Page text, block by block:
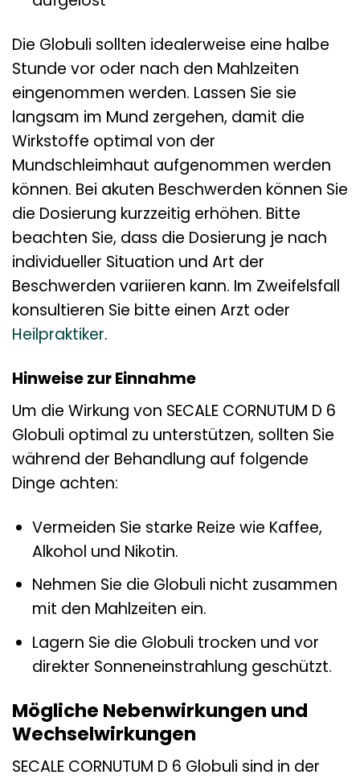
Die Globuli sollten idealerweise eine halbe
Stunde vor oder nach den Mahlzeiten
eingenommen werden. Lassen Sie sie
langsam im Mund zergehen, damit die
Wirkstoffe optimal von der
Mundschleimhaut aufgenommen werden
können. Bei akuten Beschwerden können Sie
die Dosierung kurzzeitig erhöhen. Bitte
beachten Sie, dass die Dosierung je nach
individueller Situation und Art der
Beschwerden variieren kann. Im Zweifelsfall
konsultieren Sie bitte einen Arzt oder
Heilpraktiker.
Hinweise zur Einnahme
Um die Wirkung von SECALE CORNUTUM D 6
Globuli optimal zu unterstützen, sollten Sie
während der Behandlung auf folgende
Dinge achten:
Vermeiden Sie starke Reize wie Kaffee,
Alkohol und Nikotin.
Nehmen Sie die Globuli nicht zusammen
mit den Mahlzeiten ein.
Lagern Sie die Globuli trocken und vor
direkter Sonneneinstrahlung geschützt.
Mögliche Nebenwirkungen und
Wechselwirkungen
SECALE CORNUTUM D 6 Globuli sind in der